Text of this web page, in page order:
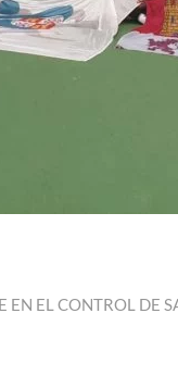
EN EL CONTROL DE